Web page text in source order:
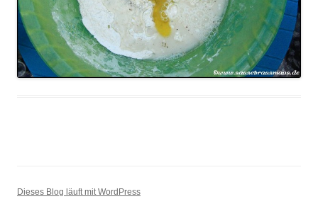
Dieses Blog läuft mit WordPress